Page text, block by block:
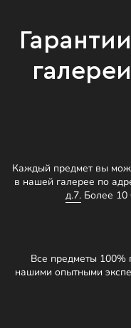
Каждый предмет вы
в нашей галерее по
д.7.Более 10
Все предметы
нашими опытными